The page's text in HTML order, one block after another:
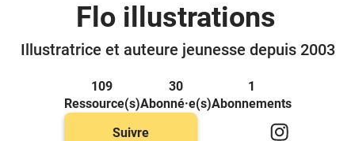
Flo illustrations
Illustratrice et auteure jeunesse depuis 2003
109
Ressource(s)
30
Abonné·e(s)
1
Abonnements
Suivre